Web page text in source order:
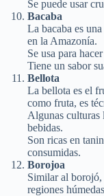
Se puede usar
Bacaba
La bacaba es
en la Amazonía.
Se usa para
Tiene un sabor
Bellota
La bellota es el
como fruta, es
Algunas culturas
bebidas.
Son ricas en
consumidas.
Borojoa
Similar al borojó,
regiones